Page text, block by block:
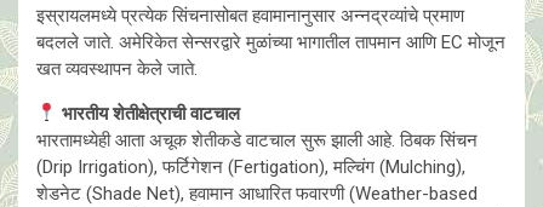
इस्रायलमध्ये प्रत्येक सिंचनासोबत हवामानानुसार अन्नद्रव्यांचे प्रमाण
बदलले जाते. अमेरिकेत सेन्सरद्वारे मुळांच्या भागातील तापमान आणि EC मोजून
खत व्यवस्थापन केले जाते.
भारतीय शेतीक्षेत्राची वाटचाल
भारतामध्येही आता अचूक शेतीकडे वाटचाल सुरू झाली आहे. ठिबक सिंचन
(Drip Irrigation), फर्टिगेशन (Fertigation), मल्चिंग (Mulching),
शेडनेट (Shade Net), हवामान आधारित फवारणी (Weather-based